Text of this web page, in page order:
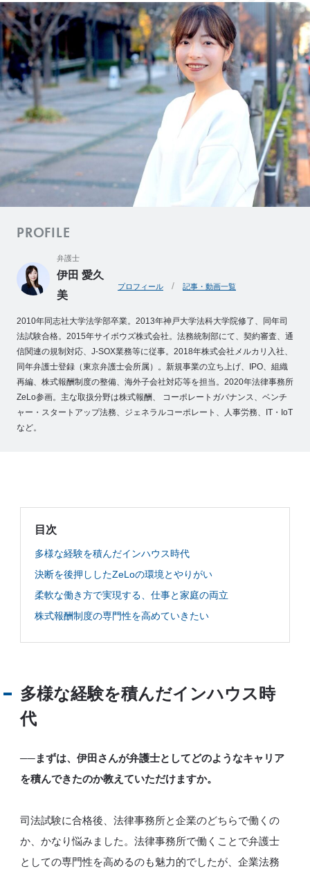
l
i
e
n
t
’
s
V
o
i
c
事
Z
e
o
M
e
m
b
e
r
o
バ
の
想
EN
PROFILE
弁護士
伊田 愛久
美
プロフィール 記事・動画一覧
2010年同志社大学法学部卒業。2013年神戸大学法科大学院修了、同年司
法試験合格。2015年サイボウズ株式会社。法務統制部にて、契約審査、通
信関連の規制対応、J-SOX業務等に従事。2018年株式会社メルカリ入社、
同年弁護士登録（東京弁護士会所属）。新規事業の立ち上げ、IPO、組織
再編、株式報酬制度の整備、海外子会社対応等を担当。2020年法律事務所
ZeLo参画。主な取扱分野は株式報酬、 コーポレートガバナンス、ベンチ
ャー・スタートアップ法務、ジェネラルコーポレート、人事労務、IT・IoT
など。
目次
多様な経験を積んだインハウス時代
決断を後押ししたZeLoの環境とやりがい
柔軟な働き方で実現する、仕事と家庭の両立
株式報酬制度の専門性を高めていきたい
多様な経験を積んだインハウス時
代
──まずは、伊田さんが弁護士としてどのようなキャリア
を積んできたのか教えていただけますか。
司法試験に合格後、法律事務所と企業のどちらで働くの
か、かなり悩みました。法律事務所で働くことで弁護士
としての専門性を高めるのも魅力的でしたが、企業法務